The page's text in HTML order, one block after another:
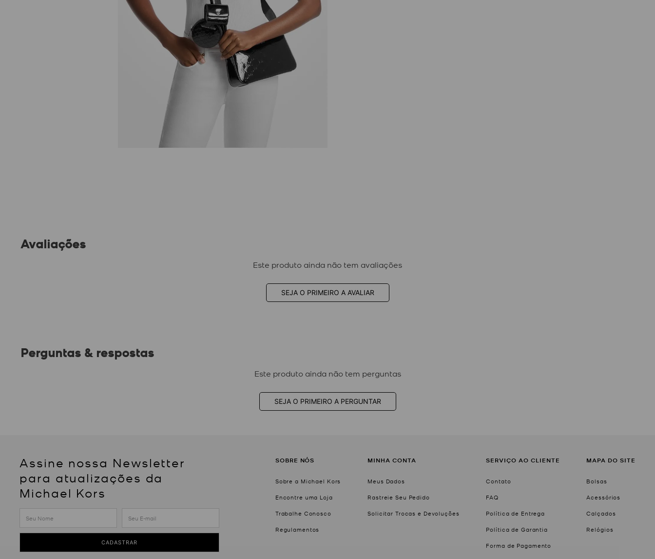
Avaliações
Este produto ainda não tem avaliações
SEJA O PRIMEIRO A AVALIAR
Perguntas & respostas
Este produto ainda não tem perguntas
SEJA O PRIMEIRO A PERGUNTAR
Assine nossa Newsletter
para atualizações da
Michael Kors
CADASTRAR
SOBRE NÓS
Sobre a Michael Kors
Encontre uma Loja
Trabalhe Conosco
Regulamentos
MINHA CONTA
Meus Dados
Rastreie Seu Pedido
Solicitar Trocas e Devoluções
SERVIÇO AO CLIENTE
Contato
FAQ
Política de Entrega
Política de Garantia
Forma de Pagamento
MAPA DO SITE
Bolsas
Acessórios
Calçados
Relógios